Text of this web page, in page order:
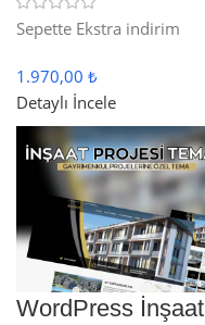
Sepette Ekstra indirim
1.970,00 ₺
Detaylı İncele
WordPress İnşaat